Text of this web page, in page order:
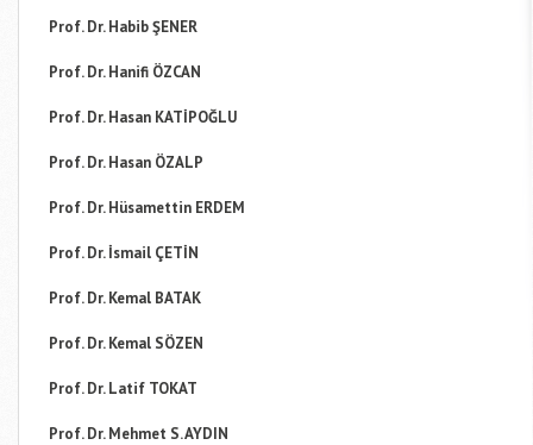
Prof. Dr. Habib ŞENER
Prof. Dr. Hanifi ÖZCAN
Prof. Dr. Hasan KATİPOĞLU
Prof. Dr. Hasan ÖZALP
Prof. Dr. Hüsamettin ERDEM
Prof. Dr. İsmail ÇETİN
Prof. Dr. Kemal BATAK
Prof. Dr. Kemal SÖZEN
Prof. Dr. Latif TOKAT
Prof. Dr. Mehmet S. AYDIN